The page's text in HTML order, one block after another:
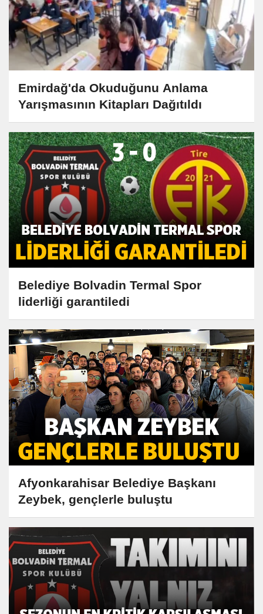
Emirdağ'da Okuduğunu Anlama
Yarışmasının Kitapları Dağıtıldı
Belediye Bolvadin Termal Spor
liderliği garantiledi
Afyonkarahisar Belediye Başkanı
Zeybek, gençlerle buluştu